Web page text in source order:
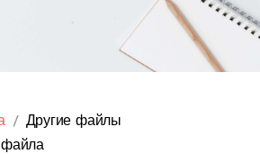
Другие файлы
файла